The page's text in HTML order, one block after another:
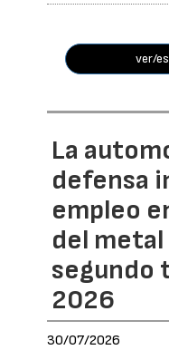
ver/
La
defensa
empleo
del
segundo
2026
30/07/2026